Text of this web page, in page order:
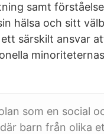
samt
hälsa och sitt
särskilt ansvar
som en social
barn från olika